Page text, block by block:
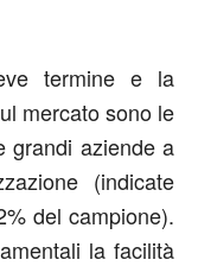
termine e la
mercato sono le
grandi aziende a
(indicate
del campione).
la facilità